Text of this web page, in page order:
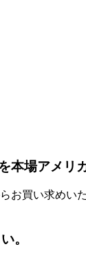
場アメリ
買い求め
。